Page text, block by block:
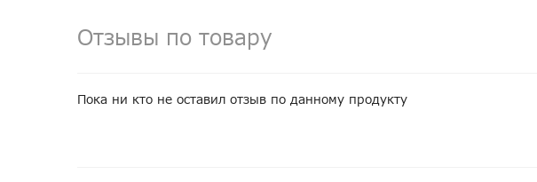
Отзывы по товару
Пока ни кто не оставил отзыв по данному продукту